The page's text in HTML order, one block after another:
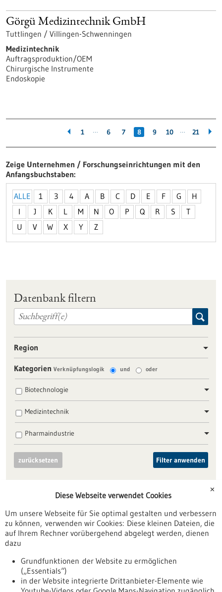
Görgü Medizintechnik GmbH
Tuttlingen / Villingen-Schwenningen
Medizintechnik
Auftragsproduktion/OEM
Chirurgische Instrumente
Endoskopie
1 … 6 7 8 9 10 … 21
Zeige Unternehmen / Forschungseinrichtungen mit den
Anfangsbuchstaben
ALLE 1 3 4 A B C D E F G
H
I
J K L M N O P Q R S
T
U
V W X Y Z
Datenbank filtern
Region
Kategorien Verknüpfungslogik und oder
Biotechnologie
Medizintechnik
Pharmaindustrie
zurücksetzen Filter anwenden
Nach oben
Informiert bleiben
Newsletter abonnieren
✕
Diese Webseite verwendet Cookies
Um unsere Webseite für Sie optimal gestalten und verbessern
zu können, verwenden wir Cookies: Diese kleinen Dateien, die
auf Ihrem Rechner vorübergehend abgelegt werden, dienen
dazu
Grundfunktionen der Website zu ermöglichen
(„Essentials“)
in der Website integrierte Drittanbieter-Elemente wie